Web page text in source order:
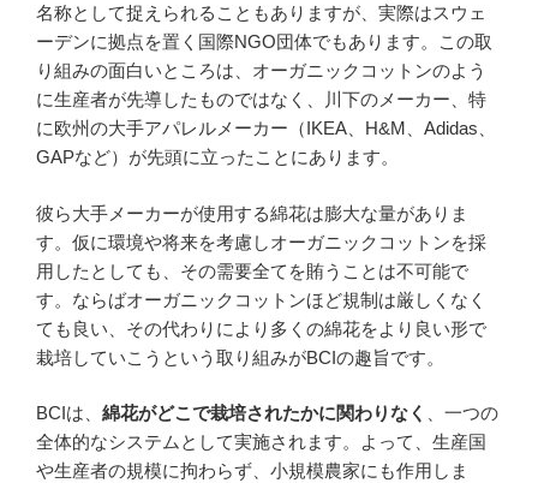
名称として捉えられることもありますが、実際はスウェ
ーデンに拠点を置く国際NGO団体でもあります。この取
り組みの面白いところは、オーガニックコットンのよう
に生産者が先導したものではなく、川下のメーカー、特
に欧州の大手アパレルメーカー（IKEA、H&M、Adidas、
GAPなど）が先頭に立ったことにあります。
彼ら大手メーカーが使用する綿花は膨大な量がありま
す。仮に環境や将来を考慮しオーガニックコットンを採
用したとしても、その需要全てを賄うことは不可能で
す。ならばオーガニックコットンほど規制は厳しくなく
ても良い、その代わりにより多くの綿花をより良い形で
栽培していこうという取り組みがBCIの趣旨です。
BCIは、 綿花がどこで栽培されたかに関わりなく
、一つの
全体的なシステムとして実施されます。よって、生産国
や生産者の規模に拘わらず、小規模農家にも作用しま